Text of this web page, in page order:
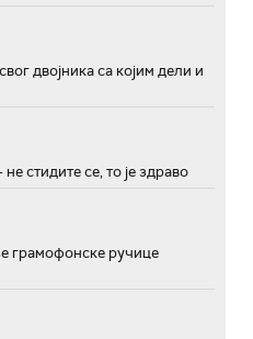
двојника са којим дели и
стидите се, то је здраво
грамофонске ручице